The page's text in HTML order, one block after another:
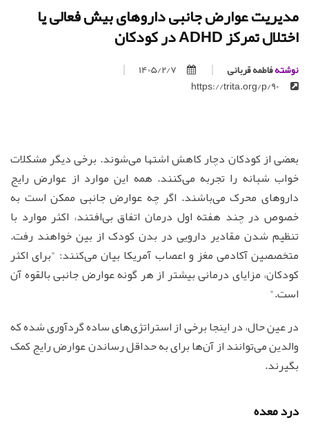
مدیریت عوارض جانبی داروهای بیش فعالی یا
اختلال تمرکز ADHD در کودکان
نوشتهفاطمه قربانی
1405/2/7
بعضی از کودکان دچار کاهش اشتها می‌شوند. برخی دیگر مشکلات
خواب شبانه را تجربه می‌کنند. همه این موارد از عوارض رایج
داروهای محرک می‌باشند. اگر چه عوارض جانبی ممکن است به
خصوص در چند هفته اول درمان اتفاق بی‌افتند، اکثر موارد با
تنظیم شدن مقادیر دارویی در بدن کودک از بین خواهند رفت.
متخصصین آکادمی مغز و اعصاب آمریکا بیان می‌کنند: "برای اکثر
کودکان، مزایای درمانی بیشتر از هر گونه عوارض جانبی بالقوه آن
است."
در عین حال، در اینجا برخی از استراتژی‌های ساده گردآوری شده که
والدین می‌توانند از آن‌ها برای به حداقل رساندن عوارض رایج کمک
بگیرند.
درد معده